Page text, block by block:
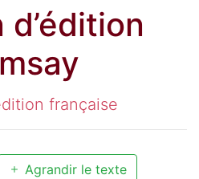
d’édition
française
Agrandir le texte